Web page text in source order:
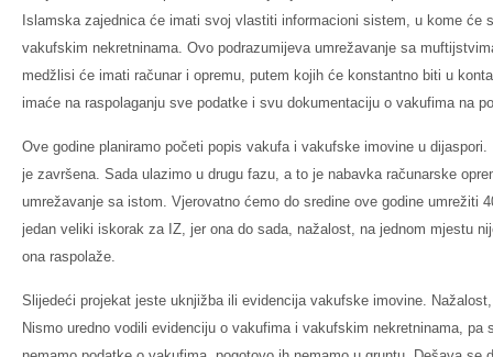
Islamska zajednica će imati svoj vlastiti informacioni sistem, u kome će
vakufskim nekretninama. Ovo podrazumijeva umrežavanje sa
medžlisi će imati računar i opremu, putem kojih će konstantno biti u
imaće na raspolaganju sve podatke i svu dokumentaciju o vakufima na
Ove godine planiramo početi popis vakufa i vakufske imovine u
je završena. Sada ulazimo u drugu fazu, a to je nabavka računarske
umrežavanje sa istom. Vjerovatno ćemo do sredine ove godine umrežiti
jedan veliki iskorak za IZ, jer ona do sada, nažalost, na jednom mjestu
ona raspolaže.
Slijedeći projekat jeste uknjižba ili evidencija vakufske imovine.
Nismo uredno vodili evidenciju o vakufima i vakufskim nekretninama, pa